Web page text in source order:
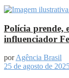
Polícia prende,
influenciador
por Agência Brasil
25 de agosto de